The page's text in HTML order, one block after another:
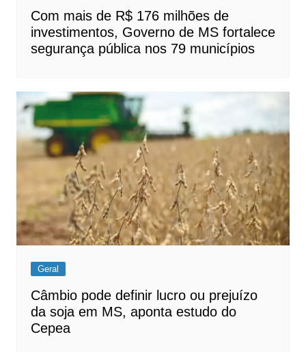
Com mais de R$ 176 milhões de
investimentos, Governo de MS fortalece
segurança pública nos 79 municípios
Geral
Câmbio pode definir lucro ou prejuízo
da soja em MS, aponta estudo do
Cepea